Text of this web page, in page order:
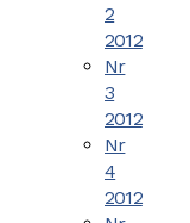
2
2012
Nr
3
2012
Nr
4
2012